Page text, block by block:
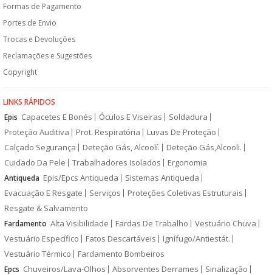
Formas de Pagamento
Portes de Envio
Trocas e Devoluções
Reclamações e Sugestões
Copyright
LINKS RÁPIDOS
Epis Capacetes E Bonés Óculos E Viseiras
Soldadura
Proteção Auditiva
Prot. Respiratória
Luvas De Proteção
Calçado Segurança
Deteção Gás, Alcoolí.
Deteção Gás,Alcooli.
Cuidado Da Pele
Trabalhadores Isolados Ergonomia
Antiqueda Epis/Epcs Antiqueda
Sistemas Antiqueda
Evacuação E Resgate
Serviços
Proteções Coletivas Estruturais
Resgate & Salvamento
Fardamento Alta Visibilidade Fardas De Trabalho
Vestuário Chuva
Vestuário Específico
Fatos Descartáveis
Ignífugo/Antiestát.
Vestuário Térmico
Fardamento Bombeiros
Epcs Chuveiros/Lava-Olhos Absorventes Derrames
Sinalização